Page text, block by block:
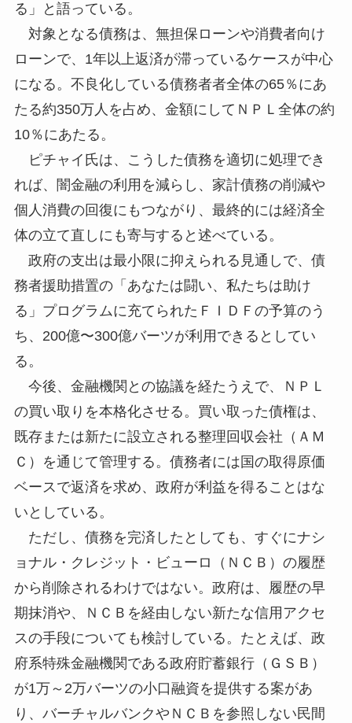
る」と語っている。
対象となる債務は、無担保ローンや消費者向け
ローンで、1年以上返済が滞っているケースが中心
になる。不良化している債務者者全体の65％にあ
たる約350万人を占め、金額にしてＮＰＬ全体の約
10％にあたる。
ピチャイ氏は、こうした債務を適切に処理でき
れば、闇金融の利用を減らし、家計債務の削減や
個人消費の回復にもつながり、最終的には経済全
体の立て直しにも寄与すると述べている。
政府の支出は最小限に抑えられる見通しで、債
務者援助措置の「あなたは闘い、私たちは助け
る」プログラムに充てられたＦＩＤＦの予算のう
ち、200億〜300億バーツが利用できるとしてい
る。
今後、金融機関との協議を経たうえで、ＮＰＬ
の買い取りを本格化させる。買い取った債権は、
既存または新たに設立される整理回収会社（ＡＭ
Ｃ）を通じて管理する。債務者には国の取得原価
ベースで返済を求め、政府が利益を得ることはな
いとしている。
ただし、債務を完済したとしても、すぐにナシ
ョナル・クレジット・ビューロ（ＮＣＢ）の履歴
から削除されるわけではない。政府は、履歴の早
期抹消や、ＮＣＢを経由しない新たな信用アクセ
スの手段についても検討している。たとえば、政
府系特殊金融機関である政府貯蓄銀行（ＧＳＢ）
が1万～2万バーツの小口融資を提供する案があ
り、バーチャルバンクやＮＣＢを参照しない民間